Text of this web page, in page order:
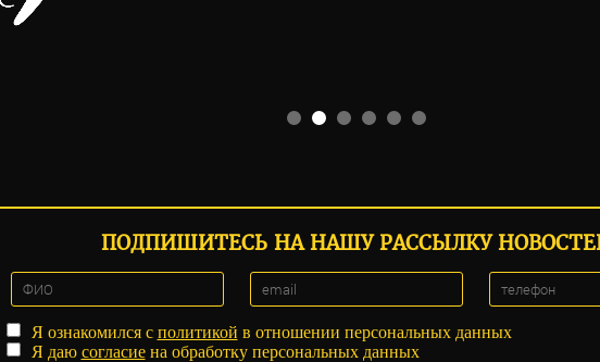
ПОДПИШИТЕСЬ НА НАШУ РАССЫЛКУ
Я ознакомился с политикой в отношении персональных данных
Я даю согласиена обработку персональных данных